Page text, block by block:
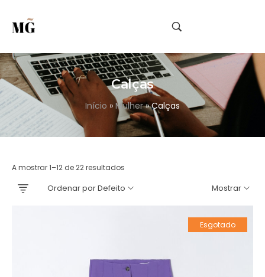
Calças
Início » Mulher»Calças
A mostrar 1–12 de 22 resultados
Mostrar
Ordenar por Defeito
Esgotado